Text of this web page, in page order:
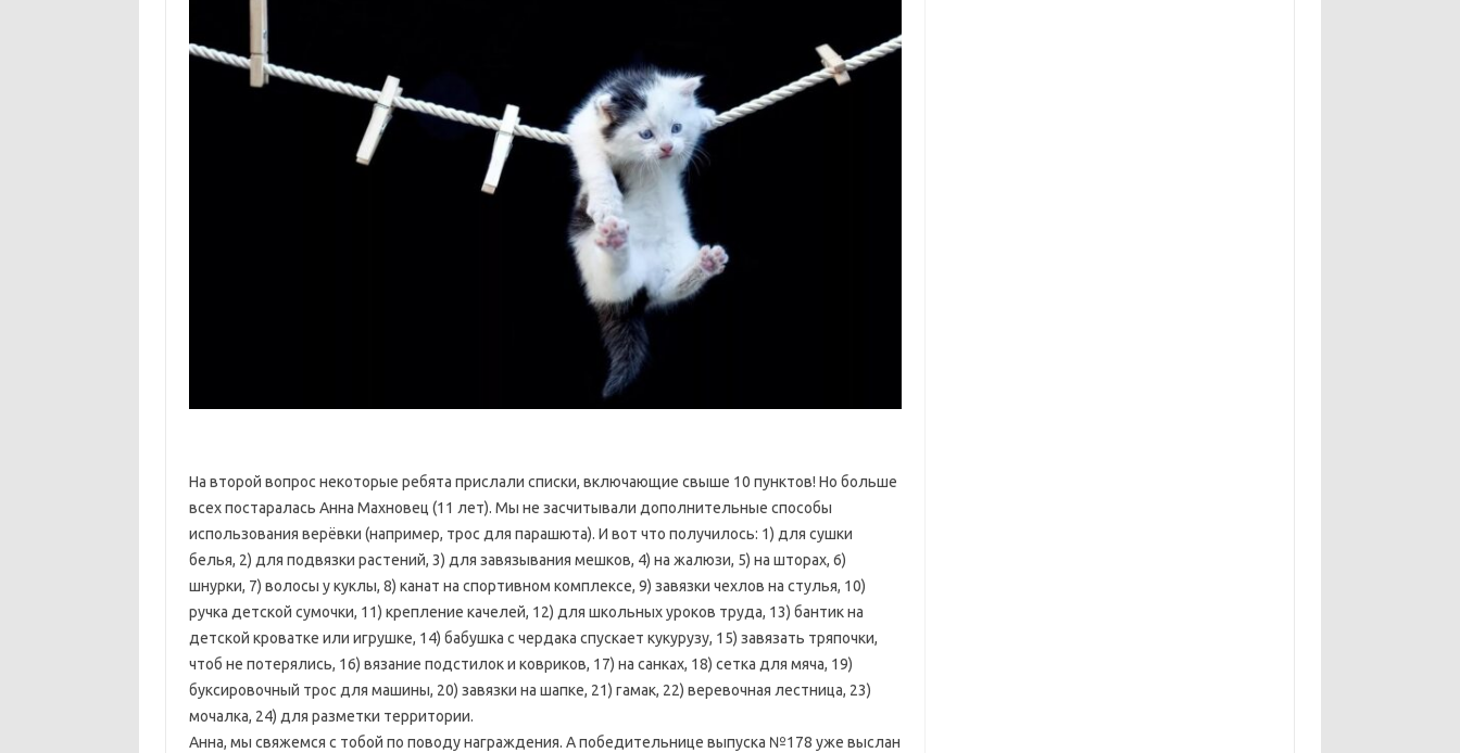
На второй вопрос некоторые ребята прислали списки, включающие свыше 10 пунктов! Но больше
всех постаралась Анна Махновец (11 лет). Мы не засчитывали дополнительные способы
использования верёвки (например, трос для парашюта). И вот что получилось: 1) для сушки
белья, 2) для подвязки растений, 3) для завязывания мешков, 4) на жалюзи, 5) на шторах, 6)
шнурки, 7) волосы у куклы, 8) канат на спортивном комплексе, 9) завязки чехлов на стулья, 10)
ручка детской сумочки, 11) крепление качелей, 12) для школьных уроков труда, 13) бантик на
детской кроватке или игрушке, 14) бабушка с чердака спускает кукурузу, 15) завязать тряпочки,
чтоб не потерялись, 16) вязание подстилок и ковриков, 17) на санках, 18) сетка для мяча, 19)
буксировочный трос для машины, 20) завязки на шапке, 21) гамак, 22) веревочная лестница, 23)
мочалка, 24) для разметки территории.
Анна, мы свяжемся с тобой по поводу награждения. А победительнице выпуска №178 уже выслан